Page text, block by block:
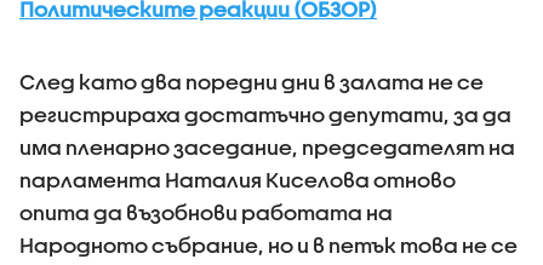
Политическите реакции (ОБЗОР)
След като два поредни дни в залата не се
регистрираха достатъчно депутати, за да
има пленарно заседание, председателят на
парламента Наталия Киселова отново
опита да възобнови работата на
Народното събрание, но и в петък това не се